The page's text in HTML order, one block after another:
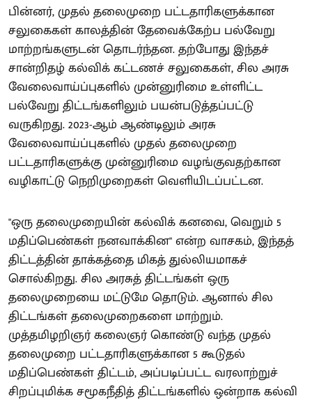
பின்னர், முதல் தலைமுறை பட்டதாரிகளுக்கான
சலுகைகள் காலத்தின் தேவைக்கேற்ப பல்வேறு
மாற்றங்களுடன் தொடர்ந்தன. தற்போது இந்தச்
சான்றிதழ் கல்விக் கட்டணச் சலுகைகள், சில அரசு
வேலைவாய்ப்புகளில் முன்னுரிமை உள்ளிட்ட
பல்வேறு திட்டங்களிலும் பயன்படுத்தப்பட்டு
வருகிறது. 2023-ஆம் ஆண்டிலும் அரசு
வேலைவாய்ப்புகளில் முதல் தலைமுறை
பட்டதாரிகளுக்கு முன்னுரிமை வழங்குவதற்கான
வழிகாட்டு நெறிமுறைகள் வெளியிடப்பட்டன.
"ஒரு தலைமுறையின் கல்விக் கனவை, வெறும் 5
மதிப்பெண்கள் நனவாக்கின" என்ற வாசகம், இந்தத்
திட்டத்தின் தாக்கத்தை மிகத் துல்லியமாகச்
சொல்கிறது. சில அரசுத் திட்டங்கள் ஒரு
தலைமுறையை மட்டுமே தொடும். ஆனால் சில
திட்டங்கள் தலைமுறைகளை மாற்றும்.
முத்தமிழறிஞர் கலைஞர் கொண்டு வந்த முதல்
தலைமுறை பட்டதாரிகளுக்கான 5 கூடுதல்
மதிப்பெண்கள் திட்டம், அப்படிப்பட்ட வரலாற்றுச்
சிறப்புமிக்க சமூகநீதித் திட்டங்களில் ஒன்றாக கல்வி